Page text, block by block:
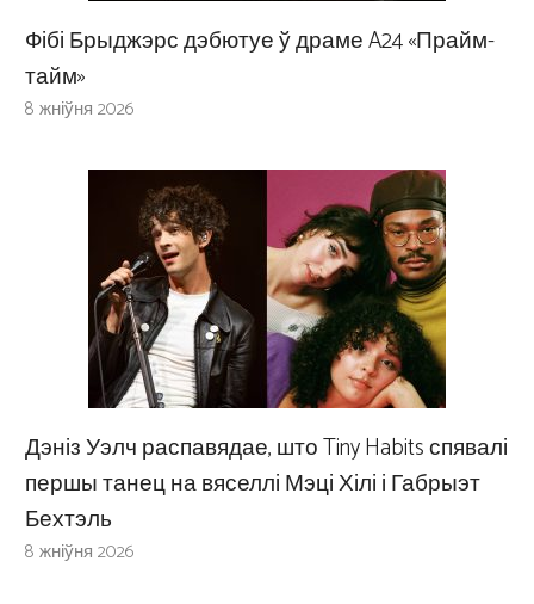
Фібі Брыджэрс дэбютуе ў драме A24 «Прайм-
тайм»
8 жніўня 2026
Дэніз Уэлч распавядае, што Tiny Habits спявалі
першы танец на вяселлі Мэці Хілі і Габрыэт
Бехтэль
8 жніўня 2026